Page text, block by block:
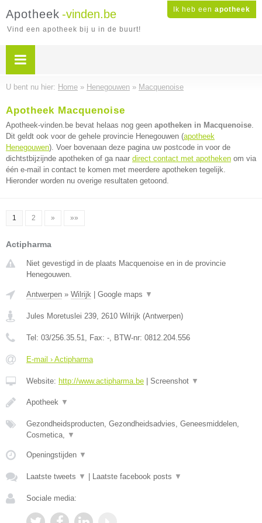
Ik heb een apotheek
Apotheek -vinden.be
Vind een apotheek bij u in de buurt!
U bent nu hier: Home » Henegouwen » Macquenoise
Apotheek Macquenoise
Apotheek-vinden.be bevat helaas nog geen apotheken in Macquenoise.
Dit geldt ook voor de gehele provincie Henegouwen (apotheek
Henegouwen). Voer bovenaan deze pagina uw postcode in voor de
dichtstbijzijnde apotheken of ga naar direct contact met apotheken om via
één e-mail in contact te komen met meerdere apotheken tegelijk.
Hieronder worden nu overige resultaten getoond.
1 2 » »»
Actipharma
Niet gevestigd in de plaats Macquenoise en in de provincie
Henegouwen.
Antwerpen » Wilrijk Google maps ▼
Jules Moretuslei 239, 2610 Wilrijk (Antwerpen)
Tel: 03/256.35.51, Fax: -, BTW-nr: 0812.204.556
E-mail › Actipharma
Website: http://www.actipharma.be Screenshot ▼
Apotheek ▼
Gezondheidsproducten, Gezondheidsadvies, Geneesmiddelen,
Cosmetica, ▼
Openingstijden ▼
Laatste tweets ▼ Laatste facebook posts ▼
Sociale media: